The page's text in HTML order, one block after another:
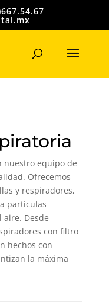
nuestro equipo de
Ofrecemos
y respiradores,
partículas
aire. Desde
con filtro
hechos con
la máxima